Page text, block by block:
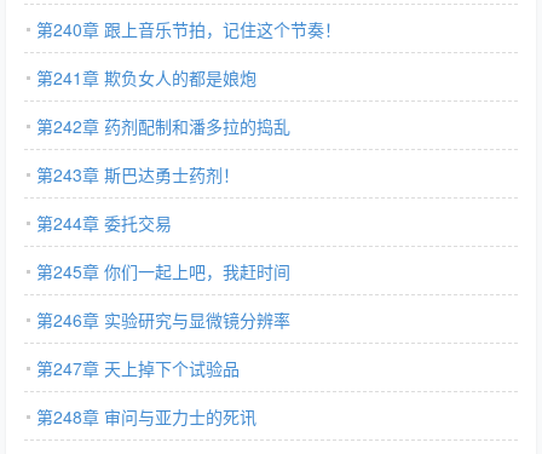
第240章 跟上音乐节拍，记住这个节奏！
第241章 欺负女人的都是娘炮
第242章 药剂配制和潘多拉的捣乱
第243章 斯巴达勇士药剂！
第244章 委托交易
第245章 你们一起上吧，我赶时间
第246章 实验研究与显微镜分辨率
第247章 天上掉下个试验品
第248章 审问与亚力士的死讯